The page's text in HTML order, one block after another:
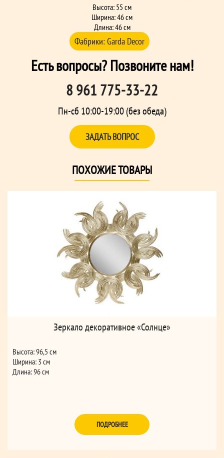
Высота: 55 см
Ширина: 46 см
Длина: 46 см
Фабрики: Garda Decor
Есть вопросы? Позвоните нам!
8 961 775-33-22
Пн-сб 10:00-19:00 (без обеда)
ЗАДАТЬ ВОПРОС
ПОХОЖИЕ ТОВАРЫ
Зеркало декоративное «Солнце»
Высота: 96,5 см
Ширина: 3 см
Длина: 96 см
ПОДРОБНЕЕ